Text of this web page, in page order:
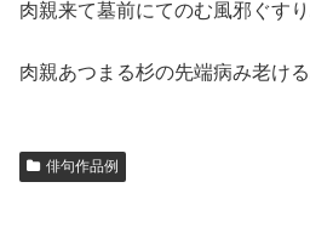
肉親来て墓前にてのむ風邪ぐす
肉親あつまる杉の先端病み老け
俳句作品例